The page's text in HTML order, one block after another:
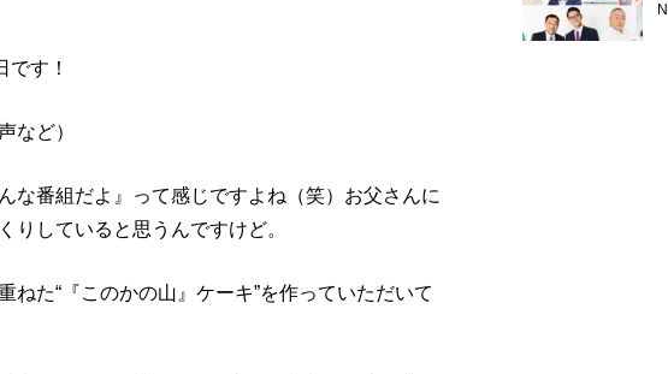
す！
など）
な番組だよ』って感じですよね（笑）お父さんに
りしていると思うんですけど。
た“『このかの山』ケーキ”を作っていただいて